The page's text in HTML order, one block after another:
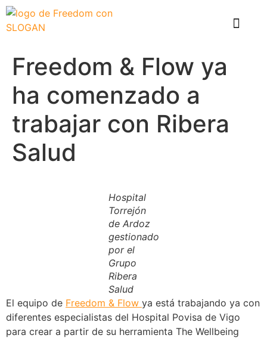
Freedom & Flow ya
ha comenzado a
trabajar con Ribera
Salud
Hospital
Torrejón
de Ardoz
gestionado
por el
Grupo
Ribera
Salud
El equipo de Freedom & Flow ya está trabajando ya con
diferentes especialistas del Hospital Povisa de Vigo
para crear a partir de su herramienta The Wellbeing